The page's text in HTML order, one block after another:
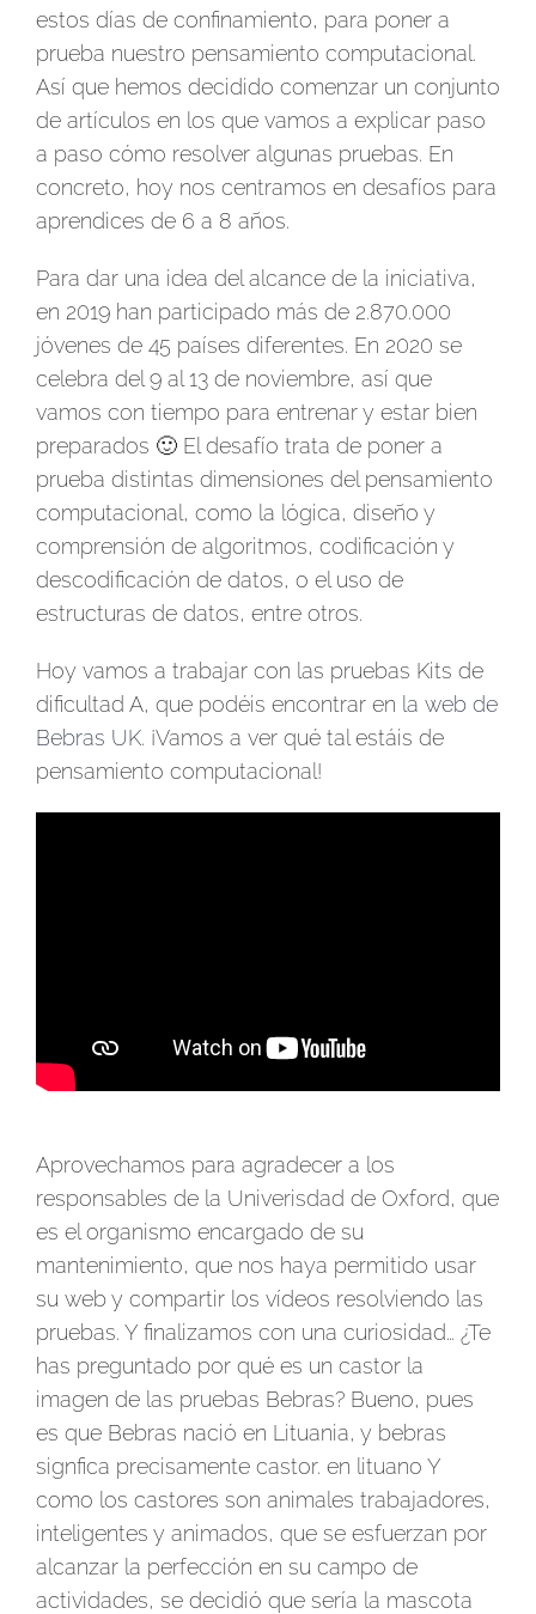
estos días de confinamiento, para poner a
prueba nuestro pensamiento computacional.
Así que hemos decidido comenzar un conjunto
de artículos en los que vamos a explicar paso
a paso cómo resolver algunas pruebas. En
concreto, hoy nos centramos en desafíos para
aprendices de 6 a 8 años.
Para dar una idea del alcance de la iniciativa,
en 2019 han participado más de 2.870.000
jóvenes de 45 países diferentes. En 2020 se
celebra del 9 al 13 de noviembre, así que
vamos con tiempo para entrenar y estar bien
preparados 🙂 El desafío trata de poner a
prueba distintas dimensiones del pensamiento
computacional, como la lógica, diseño y
comprensión de algoritmos, codificación y
descodificación de datos, o el uso de
estructuras de datos, entre otros.
Hoy vamos a trabajar con las pruebas Kits de
dificultad A, que podéis encontrar en la web de
Bebras UK. ¡Vamos a ver qué tal estáis de
pensamiento computacional!
Aprovechamos para agradecer a los
responsables de la Univerisdad de Oxford, que
es el organismo encargado de su
mantenimiento, que nos haya permitido usar
su web y compartir los vídeos resolviendo las
pruebas. Y finalizamos con una curiosidad… ¿Te
has preguntado por qué es un castor la
imagen de las pruebas Bebras? Bueno, pues
es que Bebras nació en Lituania, y bebras
signfica precisamente castor. en lituano Y
como los castores son animales trabajadores,
inteligentes y animados, que se esfuerzan por
alcanzar la perfección en su campo de
actividades, se decidió que sería la mascota